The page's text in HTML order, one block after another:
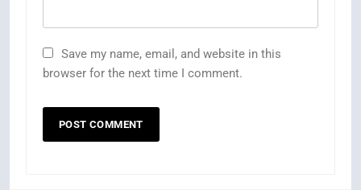
Save my name, email, and website in this
browser for the next time I comment.